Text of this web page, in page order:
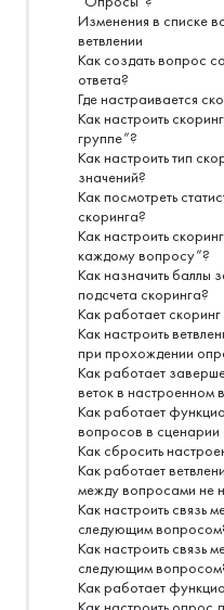
Изменения в списке
ветвлении
Как создать вопрос
ответа?
Где настраивается
Как настроить
группе”?
Как настроить тип
значений?
Как посмотреть
скоринга?
Как настроить
каждому вопросу”?
Как назначить баллы
подсчета скоринга?
Как работает
Как настроить
при прохождении
Как работает
веток в настроенном
Как работает
вопросов в сценарии
Как сбросить
Как работает
между вопросами не
Как настроить связь
следующим
Как настроить связь
следующим
Как работает